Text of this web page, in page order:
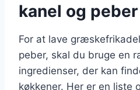
kanel og peber
For at lave
peber, skal du bruge en
ingredienser, der kan
køkkener. Her er en liste